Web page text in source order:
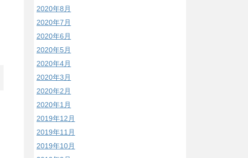
2020年8月
2020年7月
2020年6月
2020年5月
2020年4月
2020年3月
2020年2月
2020年1月
2019年12月
2019年11月
2019年10月